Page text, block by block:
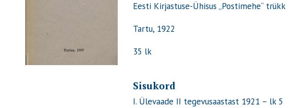
Eesti Kirjastuse-Ühisus „Postimehe“ trükk
Tartu, 1922
35 lk
Sisukord
I. Ülevaade II tegevusaastast 1921 – lk 5